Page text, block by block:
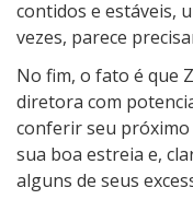
contidos e estáveis,
vezes, parece
No fim, o fato é que
diretora com
conferir seu
sua boa estreia e,
alguns de seus